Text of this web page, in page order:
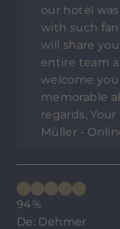
our hotel
with such
will share
entire team
welcome
memorable
regards,
Müller -
94%
De: Dehmer